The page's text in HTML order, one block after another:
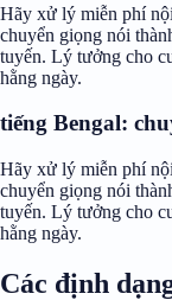
Hãy xử lý miễn phí
chuyển giọng nói
tuyến. Lý tưởng cho
hằng ngày.
tiếng Bengal:
Hãy xử lý miễn phí
chuyển giọng nói
tuyến. Lý tưởng cho
hằng ngày.
Các định